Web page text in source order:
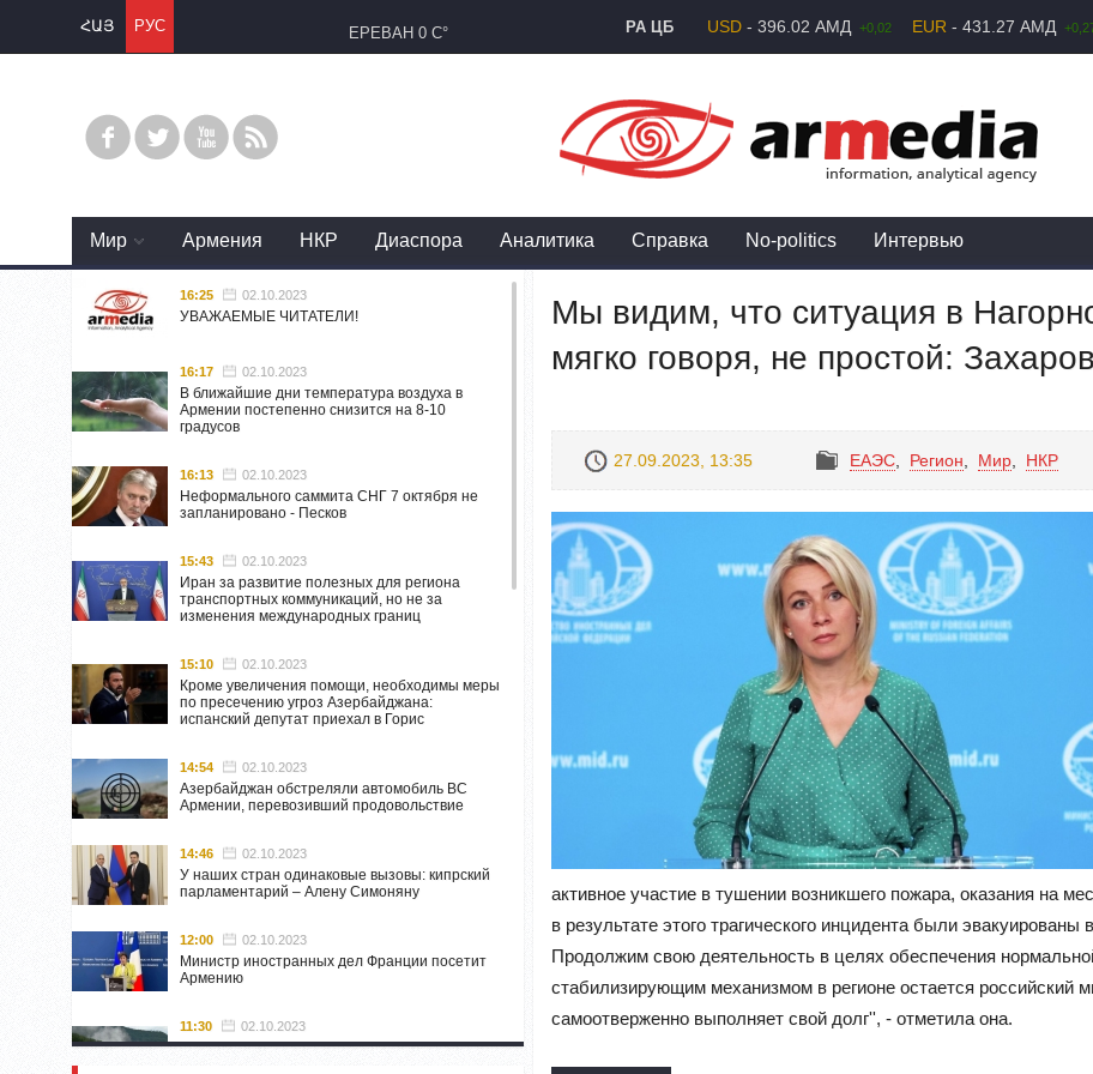
ՀԱՅ РУС ЕРЕВАН 0 C° РА ЦБ USD - 396.02 АМД +0,02 EUR - 431.27 АМД
Mир Армения НКР Диаспора Аналитика Справка No-politics Интервью
Мы видим, что ситуация в
мягко говоря, не простой:
27.09.2023, 13:35 ЕАЭС Регион Mир НКР
активное участие в тушении возникшего пожара, оказания на
в результате этого трагического инцидента были
Продолжим свою деятельность в целях обеспечения
стабилизирующим механизмом в регионе остается российский
самоотверженно выполняет свой долг'', - отметила она.
16:25 02.10.2023
УВАЖАЕМЫЕ ЧИТАТЕЛИ!
16:17 02.10.2023
В ближайшие дни температура воздуха в
Армении постепенно снизится на 8-10
градусов
16:13 02.10.2023
Неформального саммита СНГ 7 октября не
запланировано - Песков
15:43 02.10.2023
Иран за развитие полезных для региона
транспортных коммуникаций, но не за
изменения международных границ
15:10 02.10.2023
Кроме увеличения помощи, необходимы меры
по пресечению угроз Азербайджана:
испанский депутат приехал в Горис
14:54 02.10.2023
Азербайджан обстреляли автомобиль ВС
Армении, перевозивший продовольствие
14:46 02.10.2023
У наших стран одинаковые вызовы: кипрский
парламентарий – Алену Симоняну
12:00 02.10.2023
Министр иностранных дел Франции посетит
Армению
11:30 02.10.2023
Самвел Шахраманян и группа ответственных